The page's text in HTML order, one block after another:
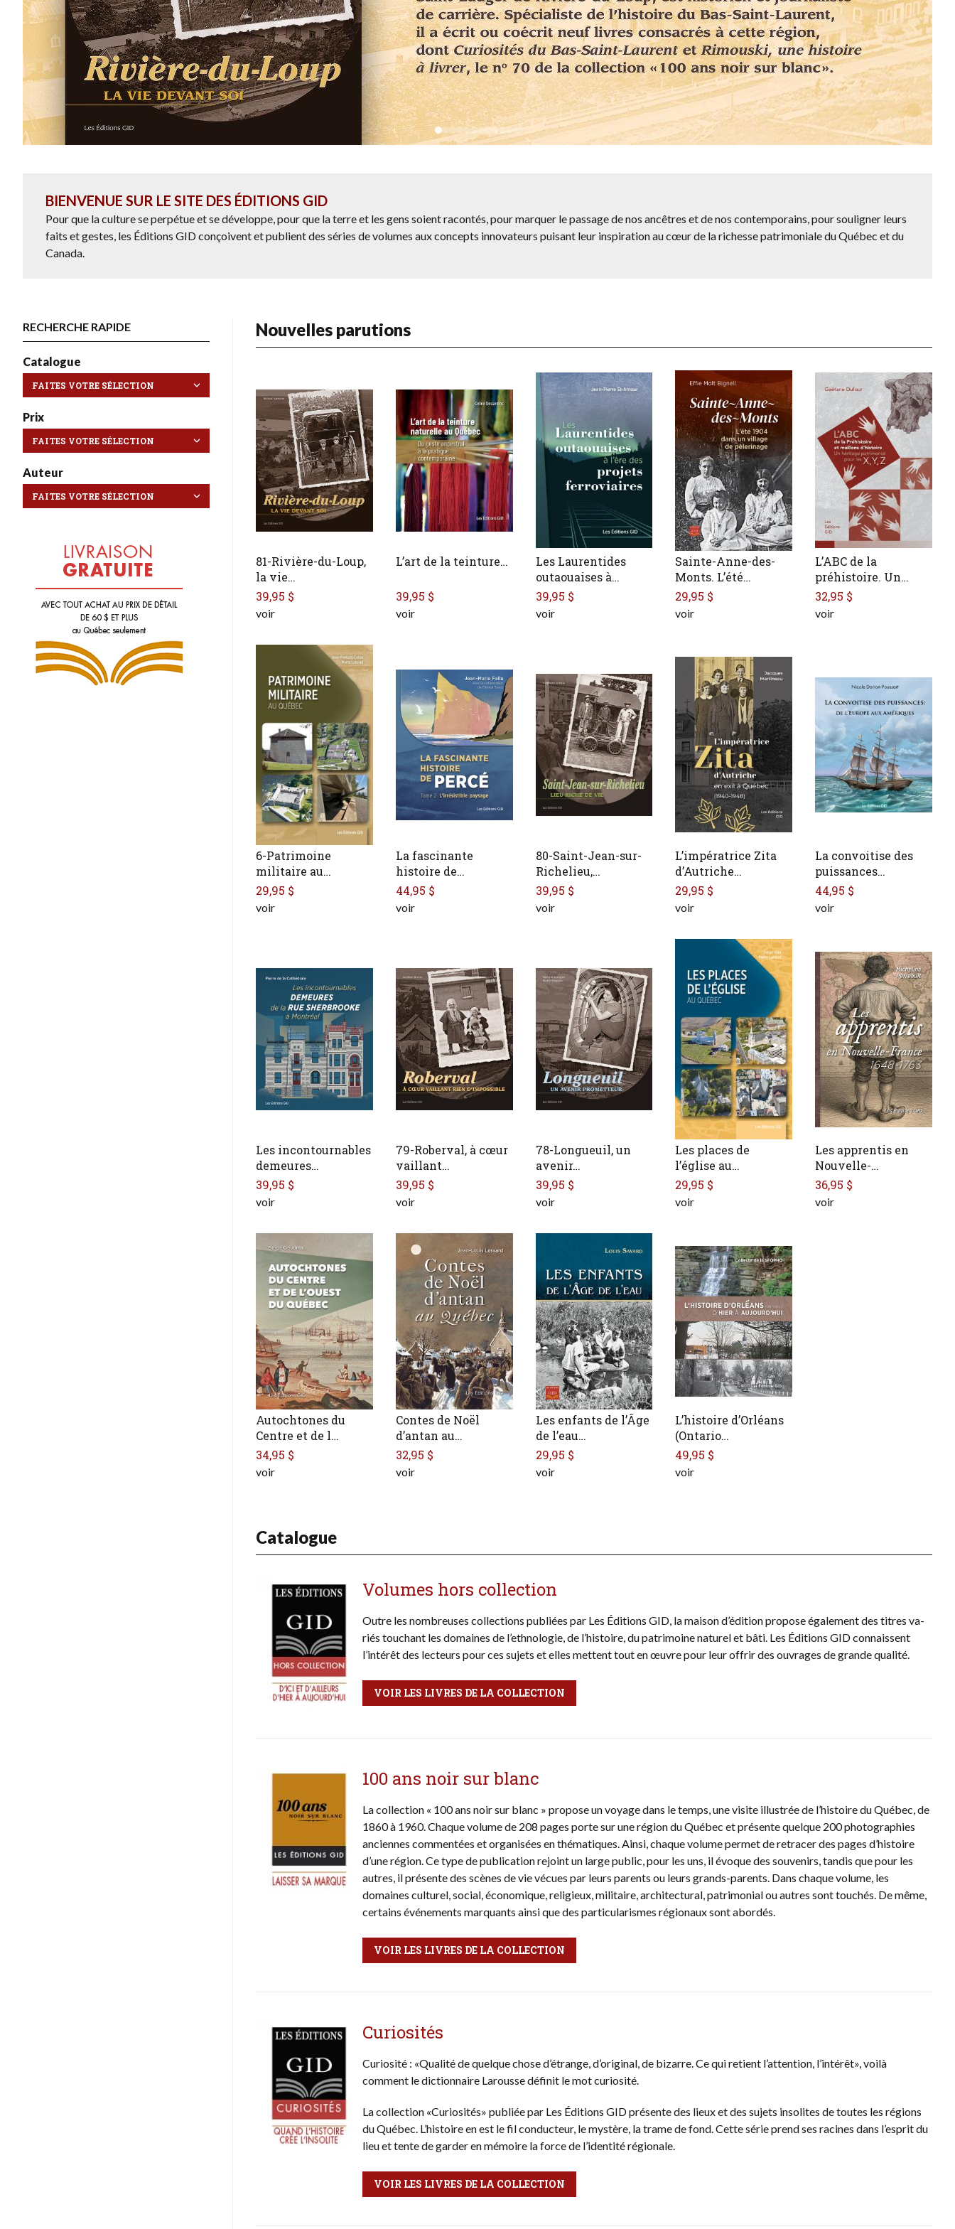
BIENVENUE SUR LE SITE DES ÉDITIONS GID
Pour que la culture se perpétue et se développe, pour que la terre et les gens soient racontés, pour marquer le passage de nos ancêtres et de nos contemporains, pour souligner leurs
faits et gestes, les Éditions GID conçoivent et publient des séries de volumes aux concepts innovateurs puisant leur inspiration au cœur de la richesse patrimoniale du Québec et du
Canada.
Nouvelles parutions
81-Rivière-du-Loup,
la vie…
39,95 $
voir
L’art de la teinture…
39,95 $
voir
Les Laurentides
outaouaises à…
39,95 $
voir
Sainte-Anne-des-
Monts. L’été…
29,95 $
voir
L’ABC de la
préhistoire. Un…
32,95 $
voir
6-Patrimoine
militaire au…
29,95 $
voir
La fascinante
histoire de…
44,95 $
voir
80-Saint-Jean-sur-
Richelieu,…
39,95 $
voir
L’impératrice Zita
d’Autriche…
29,95 $
voir
La convoitise des
puissances…
44,95 $
voir
Les incontournables
demeures…
39,95 $
voir
79-Roberval, à cœur
vaillant…
39,95 $
voir
78-Longueuil, un
avenir…
39,95 $
voir
Les places de
l’église au…
29,95 $
voir
Les apprentis en
Nouvelle-…
36,95 $
voir
Autochtones du
Centre et de l…
34,95 $
voir
Contes de Noël
d’antan au…
32,95 $
voir
Les enfants de l’Âge
de l’eau…
29,95 $
voir
L’histoire d’Orléans
(Ontario…
49,95 $
voir
Catalogue
Volumes hors collection
Outre les nombreuses col­lections publiées par Les Éditions GID, la maison d’édition pro­pose également des titres va­
riés touchant les do­maines de l’ethnologie, de l’histoire, du patri­moine naturel et bâti. Les Éditions GID connais­sent
l’inté­rêt des lec­teurs pour ces sujets et elles mettent tout en œuvre pour leur offrir des ou­vra­ges de grande qualité.
VOIR LES LIVRES DE LA COLLECTION
100 ans noir sur blanc
La collection « 100 ans noir sur blanc » propose un voyage dans le temps, une visite illustrée de l’histoire du Québec, de
1860 à 1960. Chaque volume de 208 pages porte sur une région du Québec et présente quelque 200 photographies
anciennes commentées et organisées en thématiques. Ainsi, chaque volume permet de retracer des pages d’histoire
d’une région. Ce type de publication rejoint un large public, pour les uns, il évoque des souvenirs, tandis que pour les
autres, il présente des scènes de vie vécues par leurs parents ou leurs grands-parents. Dans chaque volume, les
domaines culturel, social, économique, religieux, militaire, architectural, patrimonial ou autres sont touchés. De même,
certains événements marquants ainsi que des particularismes régionaux sont abordés.
VOIR LES LIVRES DE LA COLLECTION
Curiosités
Curiosité : «Qualité de quelque chose d’étrange, d’original, de bizarre. Ce qui retient l’attention, l’intérêt», voilà
comment le dictionnaire Larousse définit le mot curiosité.
La collection «Curiosités» publiée par Les Éditions GID présente des lieux et des sujets insolites de toutes les régions
du Québec. L’histoire en est le fil conducteur, le mystère, la trame de fond. Cette série prend ses racines dans l’esprit du
lieu et tente de garder en mémoire la force de l’identité régionale.
VOIR LES LIVRES DE LA COLLECTION
RECHERCHE RAPIDE
Catalogue
Prix
Auteur